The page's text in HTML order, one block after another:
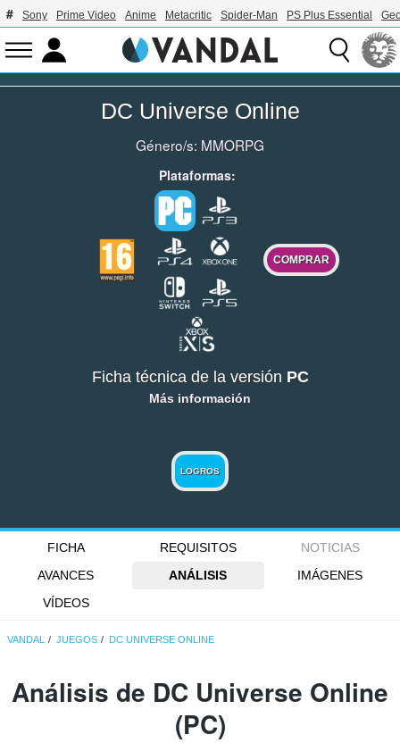
Sony Prime Video Anime Metacritic Spider-Man PS Plus Essential
DC Universe Online
Género/s: MMORPG
Plataformas:
COMPRAR
Ficha técnica de la versión PC
Más información
LOGROS
FICHA REQUISITOS
NOTICIAS
AVANCES
ANÁLISIS
IMÁGENES
VÍDEOS
VANDAL JUEGOS DC UNIVERSE ONLINE
Análisis de DC Universe Online
(PC)